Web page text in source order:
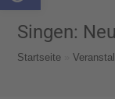
Singen:
Startseite »